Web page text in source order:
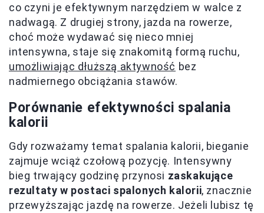
co czyni je efektywnym narzędziem w walce z
nadwagą. Z drugiej strony, jazda na rowerze,
choć może wydawać się nieco mniej
intensywna, staje się znakomitą formą ruchu,
umożliwiając dłuższą aktywność bez
nadmiernego obciążania stawów.
Porównanie efektywności spalania
kalorii
Gdy rozważamy temat spalania kalorii, bieganie
zajmuje wciąż czołową pozycję. Intensywny
bieg trwający godzinę przynosi zaskakujące
rezultaty w postaci spalonych kalorii, znacznie
przewyższając jazdę na rowerze. Jeżeli lubisz tę